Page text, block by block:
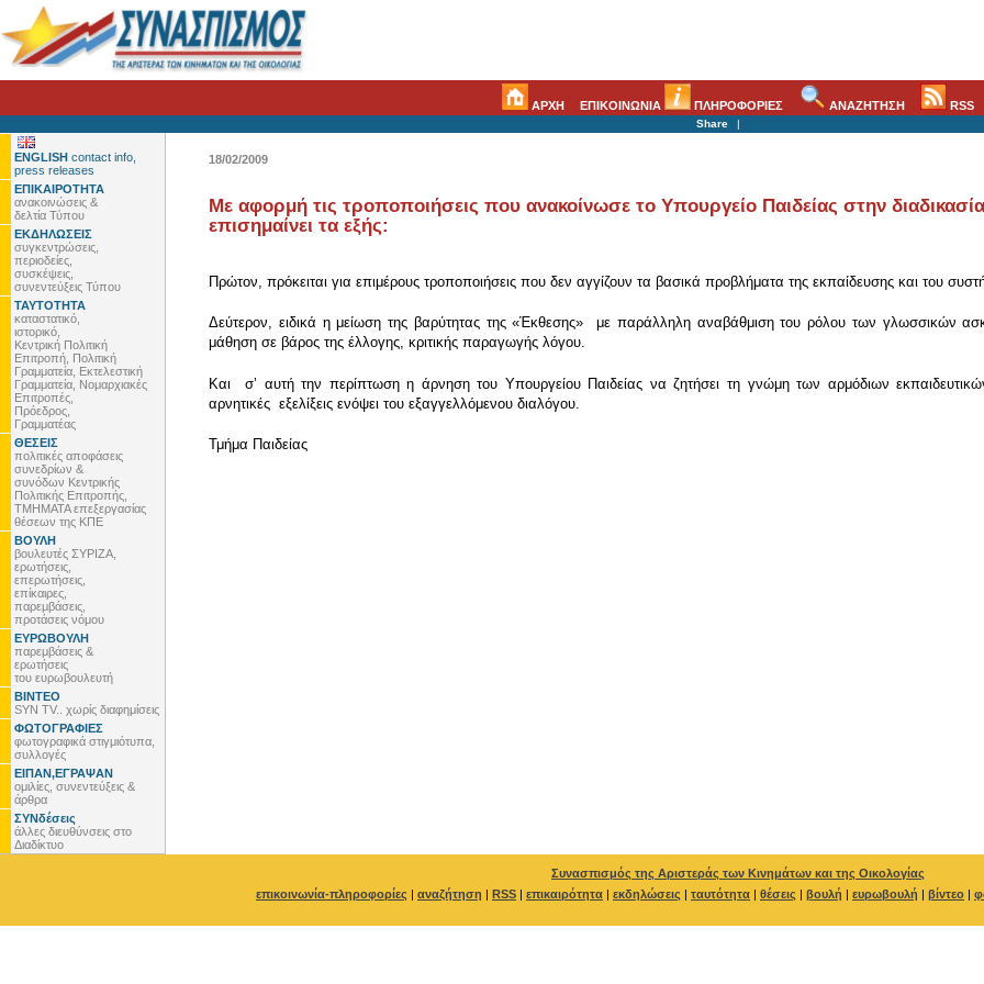
ΑΡΧΗ ΕΠΙΚΟΙΝΩΝΙΑ ΠΛΗΡΟΦΟΡΙΕΣ ΑΝΑΖΗΤΗΣΗ RSS
Share |
ENGLISH contact info,
press releases
ΕΠΙΚΑΙΡΟΤΗΤΑ
ανακοινώσεις &
δελτία Τύπου
ΕΚΔΗΛΩΣΕΙΣ
συγκεντρώσεις,
περιοδείες,
συσκέψεις,
συνεντεύξεις Τύπου
ΤΑΥΤΟΤΗΤΑ
καταστατικό,
ιστορικό,
Κεντρική Πολιτική
Επιτροπή, Πολιτική
Γραμματεία, Εκτελεστική
Γραμματεία, Νομαρχιακές
Επιτροπές,
Πρόεδρος,
Γραμματέας
ΘΕΣΕΙΣ
πολιτικές αποφάσεις
συνεδρίων &
συνόδων Κεντρικής
Πολιτικής Επιτροπής,
ΤΜΗΜΑΤΑ επεξεργασίας
θέσεων της ΚΠΕ
ΒΟΥΛΗ
βουλευτές ΣΥΡΙΖΑ,
ερωτήσεις,
επερωτήσεις,
επίκαιρες,
παρεμβάσεις,
προτάσεις νόμου
ΕΥΡΩΒΟΥΛΗ
παρεμβάσεις &
ερωτήσεις
του ευρωβουλευτή
ΒΙΝΤΕΟ
SYN TV.. χωρίς διαφημίσεις
ΦΩΤΟΓΡΑΦΙΕΣ
φωτογραφικά στιγμιότυπα,
συλλογές
ΕΙΠΑΝ,ΕΓΡΑΨΑΝ
ομιλίες, συνεντεύξεις &
άρθρα
ΣΥΝδέσεις
άλλες διευθύνσεις στο
Διαδίκτυο
18/02/2009
Με αφορμή τις τροποποιήσεις που ανακοίνωσε το Υπουργείο Παιδείας στην
επισημαίνει τα εξής:
Πρώτον, πρόκειται για επιμέρους τροποποιήσεις που δεν αγγίζουν τα βασικά προβλήματα της εκπαίδευσης και του
Δεύτερον, ειδικά η μείωση της βαρύτητας της «Έκθεσης» με παράλληλη αναβάθμιση του ρόλου των γλωσσικών
μάθηση σε βάρος της έλλογης, κριτικής παραγωγής λόγου.
Και σʼ αυτή την περίπτωση η άρνηση του Υπουργείου Παιδείας να ζητήσει τη γνώμη των αρμόδιων
αρνητικές εξελίξεις ενόψει του εξαγγελλόμενου διαλόγου.
Τμήμα Παιδείας
Συνασπισμός της Αριστεράς των Κινημάτων και της Οικολογίας
επικοινωνία-πληροφορίες | αναζήτηση | RSS | επικαιρότητα | εκδηλώσεις | ταυτότητα | θέσεις | βουλή | ευρωβουλή | βίντεο |